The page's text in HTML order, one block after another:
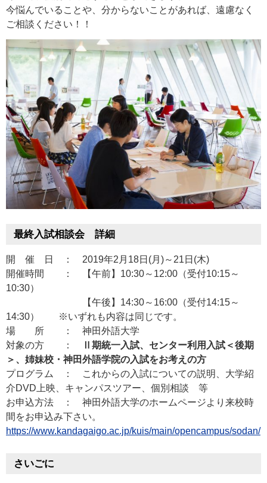
今悩んでいることや、分からないことがあれば、遠慮なく
ご相談ください！！
最終入試相談会 詳細
開 催 日 ： 2019年2月18日(月)～21日(木)
開催時間 ： 【午前】10:30～12:00（受付10:15～
10:30）
【午後】14:30～16:00（受付14:15～
14:30） ※いずれも内容は同じです。
場 所 ： 神田外語大学
対象の方 ：
Ⅱ期統一入試、センター利用入試＜後期
＞、姉妹校・神田外語学院の入試をお考えの方
プログラム ： これからの入試についての説明、大学紹
介DVD上映、キャンパスツアー、個別相談 等
お申込方法 ： 神田外語大学のホームページより来校時
間をお申込み下さい。
https://www.kandagaigo.ac.jp/kuis/main/opencampus/sodan/
さいごに